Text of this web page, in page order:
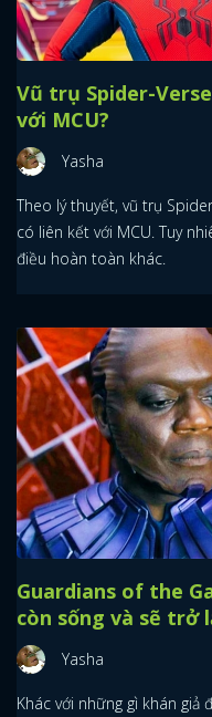
Vũ trụ Spider-
với MCU?
Yasha
Theo lý thuyết, vũ trụ
có liên kết với MCU. Tuy
điều hoàn toàn khác.
Guardians of the
còn sống và sẽ trở
Yasha
Khác với những gì khán giả